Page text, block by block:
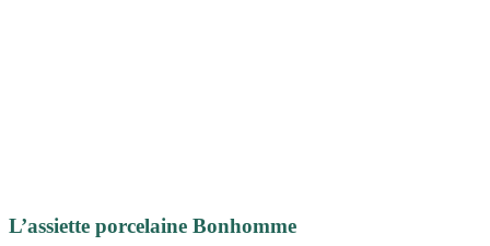
L’assiette porcelaine Bonhomme